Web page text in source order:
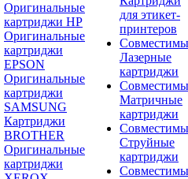
Оригинальные
картриджи HP
Оригинальные
картриджи
EPSON
Оригинальные
картриджи
SAMSUNG
Картриджи
BROTHER
Оригинальные
картриджи
для этикет-
принтеров
Лазерные
картриджи
Матричные
картриджи
Струйные
картриджи